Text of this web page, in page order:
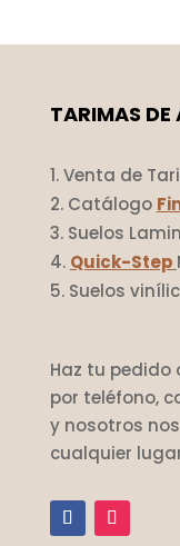
TARIMAS
Venta de
Catálogo
Suelos
Quick-Step
Suelos
Haz tu pedido
por teléfono,
y nosotros
cualquier